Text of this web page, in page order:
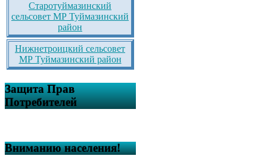
Старотуймазинский
сельсовет МР Туймазинский
район
Нижнетроицкий сельсовет
МР Туймазинский район
Защита Прав
Потребителей
Вниманию населения!